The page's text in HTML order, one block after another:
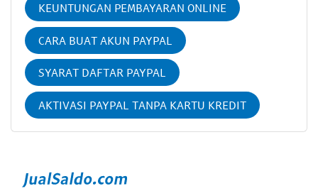
KEUNTUNGAN PEMBAYARAN ONLINE
CARA BUAT AKUN PAYPAL
SYARAT DAFTAR PAYPAL
AKTIVASI PAYPAL TANPA KARTU KREDIT